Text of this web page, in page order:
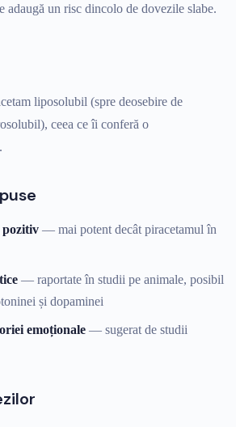
adaugă un risc dincolo de dovezile slabe.
liposolubil (spre deosebire de
ceea ce îi conferă o
— mai potent decât piracetamul în
— raportate în studii pe animale, posibil
și dopaminei
emoționale — sugerat de studii